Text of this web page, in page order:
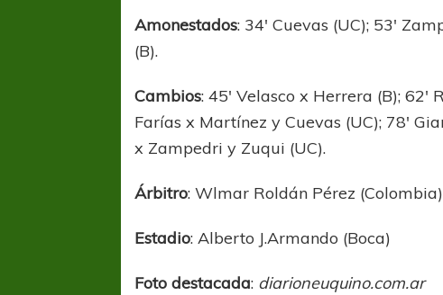
Amonestados: 34′ Cuevas (UC); 53′
(B).
Cambios: 45′ Velasco x Herrera (B);
Farías x Martínez y Cuevas (UC); 78′
x Zampedri y Zuqui (UC).
Árbitro: Wlmar Roldán Pérez
Estadio: Alberto J.Armando (Boca)
Foto destacada: diarioneuquino.com.ar